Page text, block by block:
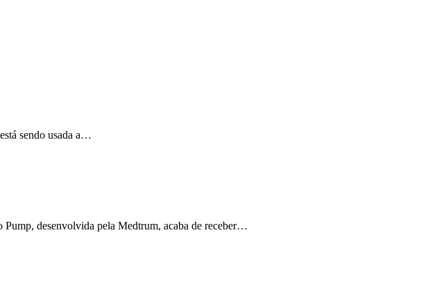
sendo usada a…
Pump, desenvolvida pela Medtrum, acaba de receber…